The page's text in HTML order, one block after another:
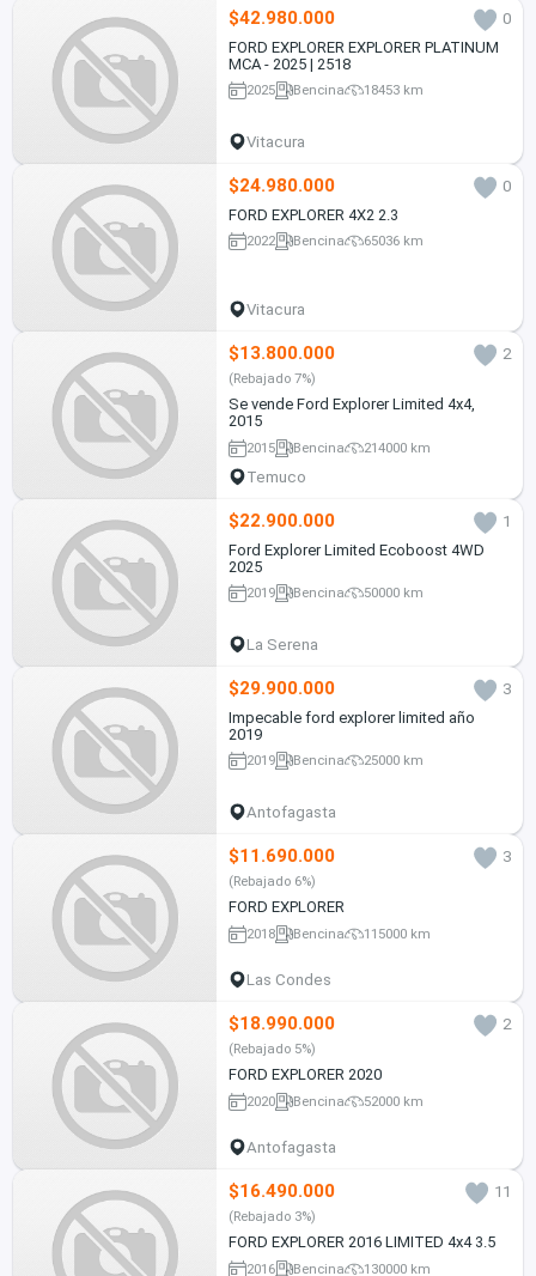
$42.980.000
0
FORD EXPLORER EXPLORER PLATINUM
MCA - 2025 | 2518
2025 Bencina 18453 km
Vitacura
$24.980.000
0
FORD EXPLORER 4X2 2.3
2022 Bencina 65036 km
Vitacura
$13.800.000 2
(Rebajado 7%)
Se vende Ford Explorer Limited 4x4,
2015
2015 Bencina 214000 km
Temuco
$22.900.000
1
Ford Explorer Limited Ecoboost 4WD
2025
2019 Bencina 50000 km
La Serena
$29.900.000
3
Impecable ford explorer limited año
2019
2019 Bencina 25000 km
Antofagasta
$11.690.000 3
(Rebajado 6%)
FORD EXPLORER
2018 Bencina 115000 km
Las Condes
$18.990.000 2
(Rebajado 5%)
FORD EXPLORER 2020
2020 Bencina 52000 km
Antofagasta
$16.490.000 11
(Rebajado 3%)
FORD EXPLORER 2016 LIMITED 4x4 3.5
2016 Bencina 130000 km